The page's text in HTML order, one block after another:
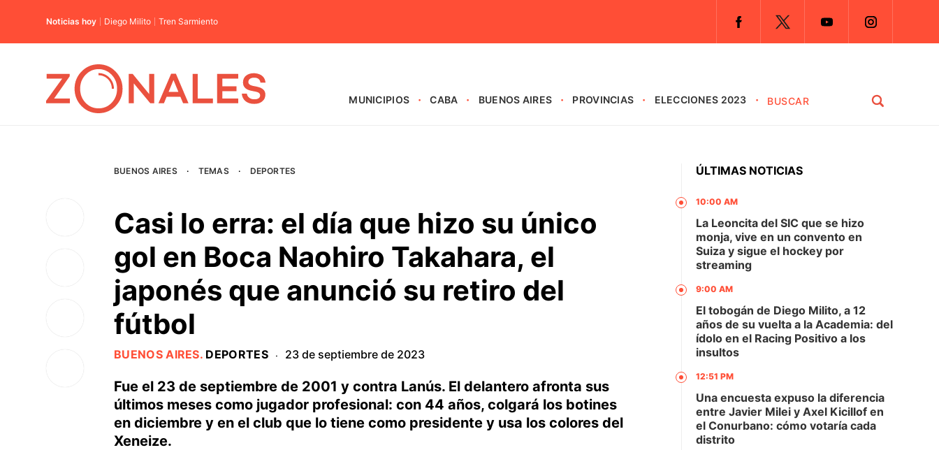
Noticias hoy Diego Milito Tren Sarmiento
MUNICIPIOS CABA BUENOS AIRES PROVINCIAS ELECCIONES 2023
BUENOS AIRES · TEMAS · DEPORTES
Casi lo erra: el día que hizo su único
gol en Boca Naohiro Takahara, el
japonés que anunció su retiro del
fútbol
BUENOS AIRES. DEPORTES · 23 de septiembre de 2023
Fue el 23 de septiembre de 2001 y contra Lanús. El delantero afronta sus
últimos meses como jugador profesional: con 44 años, colgará los botines
en diciembre y en el club que lo tiene como presidente y usa los colores del
Xeneize.
ÚLTIMAS NOTICIAS
10:00 AM
La Leoncita del SIC que se hizo
monja, vive en un convento en
Suiza y sigue el hockey por
streaming
9:00 AM
El tobogán de Diego Milito, a 12
años de su vuelta a la Academia: del
ídolo en el Racing Positivo a los
insultos
12:51 PM
Una encuesta expuso la diferencia
entre Javier Milei y Axel Kicillof en
el Conurbano: cómo votaría cada
distrito